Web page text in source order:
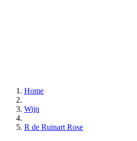
Home
Wijn
R de Ruinart Rose